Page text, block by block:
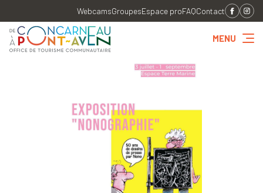
WebcamsGroupesEspace proFAQContact
MENU